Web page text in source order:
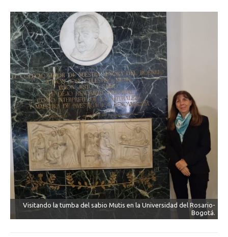
Visitando la tumba del sabio Mutis en la Universidad del Rosario-
Bogotá.